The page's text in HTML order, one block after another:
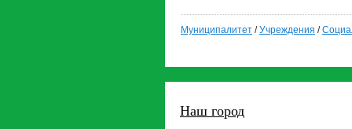
Муниципалитет /Учреждения /
Наш город